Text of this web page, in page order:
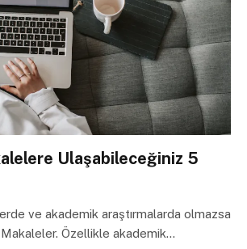
Ulaşabileceğiniz 5
ve akademik araştırmalarda olmazsa
Özellikle akademik…